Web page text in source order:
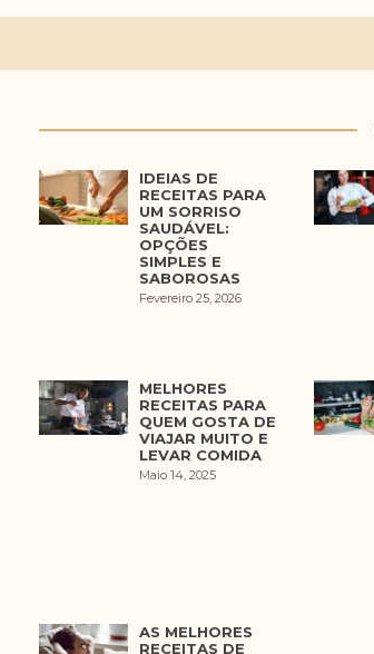
IDEIAS DE
RECEITAS PARA
UM SORRISO
SAUDÁVEL:
OPÇÕES
SIMPLES E
SABOROSAS
Fevereiro 25, 2026
MELHORES
RECEITAS PARA
QUEM GOSTA DE
VIAJAR MUITO E
LEVAR COMIDA
Maio 14, 2025
AS MELHORES
RECEITAS DE